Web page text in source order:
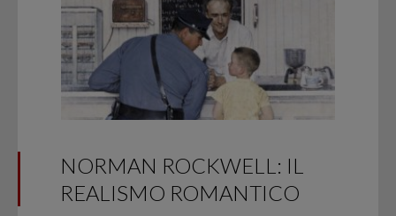
NORMAN ROCKWELL: IL
REALISMO ROMANTICO